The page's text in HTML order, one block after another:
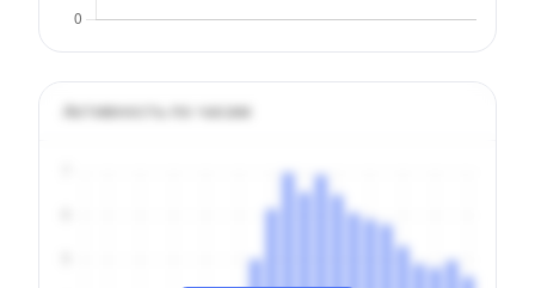
Активность по часам